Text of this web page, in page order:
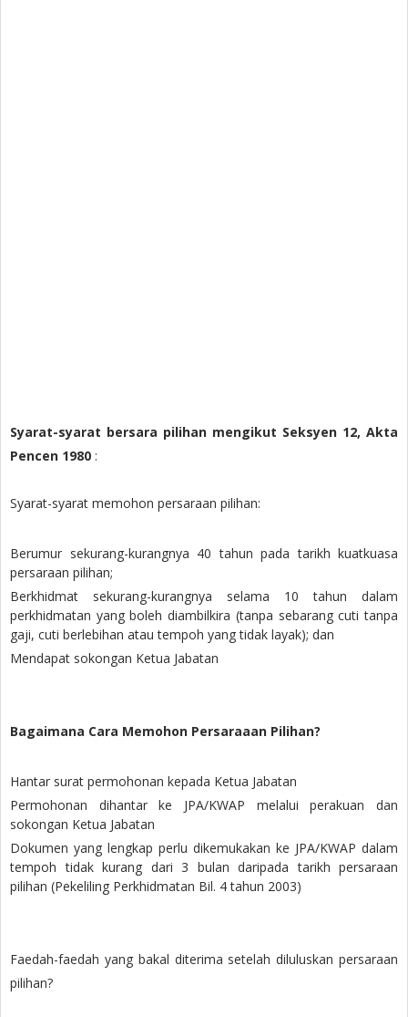
Syarat-syarat bersara pilihan mengikut Seksyen 12, Akta
Pencen 1980 :
Syarat-syarat memohon persaraan pilihan:
Berumur sekurang-kurangnya 40 tahun pada tarikh kuatkuasa
persaraan pilihan;
Berkhidmat sekurang-kurangnya selama 10 tahun dalam
perkhidmatan yang boleh diambilkira (tanpa sebarang cuti tanpa
gaji, cuti berlebihan atau tempoh yang tidak layak); dan
Mendapat sokongan Ketua Jabatan
Bagaimana Cara Memohon Persaraaan Pilihan?
Hantar surat permohonan kepada Ketua Jabatan
Permohonan dihantar ke JPA/KWAP melalui perakuan dan
sokongan Ketua Jabatan
Dokumen yang lengkap perlu dikemukakan ke JPA/KWAP dalam
tempoh tidak kurang dari 3 bulan daripada tarikh persaraan
pilihan (Pekeliling Perkhidmatan Bil. 4 tahun 2003)
Faedah-faedah yang bakal diterima setelah diluluskan persaraan
pilihan?